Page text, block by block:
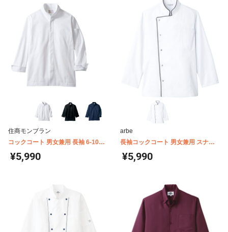
住商モンブラン
コックコート 男女兼用 長袖 6-1031-
¥5,990
arbe
長袖コックコート 男女兼用 スナッ
¥5,990